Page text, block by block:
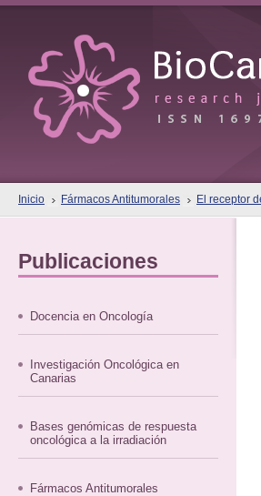
Inicio Fármacos Antitumorales El receptor
Publicaciones
Docencia en Oncología
Investigación Oncológica en
Canarias
Bases genómicas de respuesta
oncológica a la irradiación
Fármacos Antitumorales